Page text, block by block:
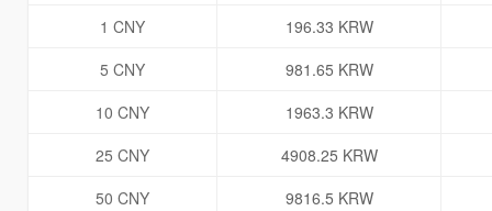
1 CNY
196.33 KRW
5 CNY
981.65 KRW
10 CNY
1963.3 KRW
25 CNY
4908.25 KRW
50 CNY
9816.5 KRW